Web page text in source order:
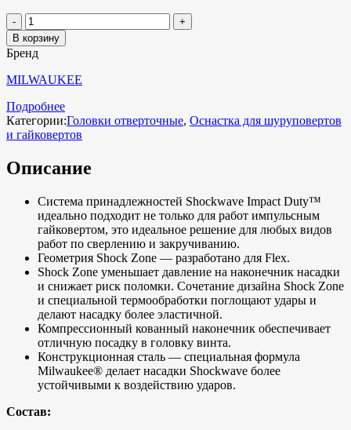
В корзину
Бренд
MILWAUKEE
Подробнее
Категории:Головки отверточные, Оснастка для шуруповертов
и гайковертов
Описание
Система принадлежностей Shockwave Impact Duty™
идеально подходит не только для работ импульсным
гайковертом, это идеальное решение для любых видов
работ по сверлению и закручиванию.
Геометрия Shock Zone — разработано для Flex.
Shock Zone уменьшает давление на наконечник насадки
и снижает риск поломки. Сочетание дизайна Shock Zone
и специальной термообработки поглощают удары и
делают насадку более эластичной.
Компрессионный кованный наконечник обеспечивает
отличную посадку в головку винта.
Конструкционная сталь — специальная формула
Milwaukee® делает насадки Shockwave более
устойчивыми к воздействию ударов.
Состав: